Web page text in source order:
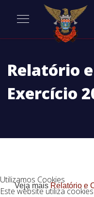
Relatório
Exercício
Veja mais Relatório e
Utilizamos Cookies
Este website utiliza